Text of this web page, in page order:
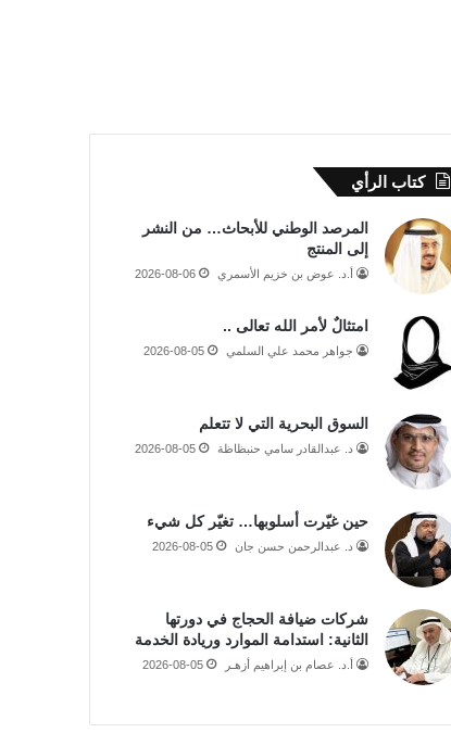
كتاب الرأي
المرصد الوطني للأبحاث… من النشر
إلى المنتج
أ.د. عوض بن خزيم الأسمري 2026-08-06
امتثالٌ لأمر الله تعالى ..
جواهر محمد علي السلمي 2026-08-05
السوق البحرية التي لا تتعلم
د. عبدالقادر سامي حنبظاظة 2026-08-05
حين غيّرت أسلوبها… تغيّر كل شيء
د. عبدالرحمن حسن جان 2026-08-05
شركات ضيافة الحجاج في دورتها
الثانية: استدامة الموارد وريادة الخدمة
أ.د. عصام بن إبراهيم أزهـر 2026-08-05